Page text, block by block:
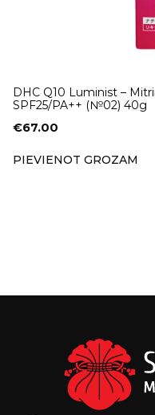
DHC Q10 Luminist –
SPF25/PA++ (№02) 40g
€67.00
PIEVIENOT GROZAM